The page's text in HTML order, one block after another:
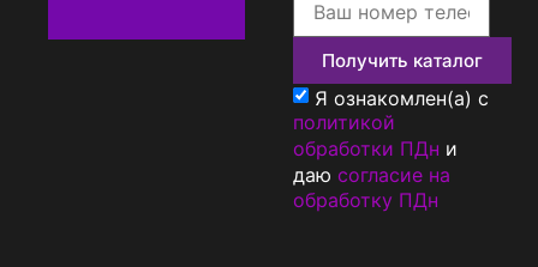
Получить каталог
Я ознакомлен(а) с
политикой
обработки ПДн и
даю согласие на
обработку ПДн